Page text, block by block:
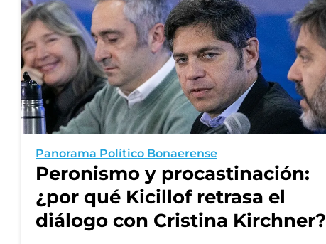
Panorama Político Bonaerense
Peronismo y procastinación:
¿por qué Kicillof retrasa el
diálogo con Cristina Kirchner?